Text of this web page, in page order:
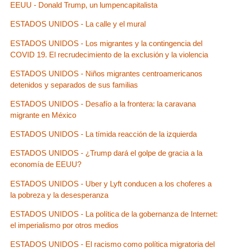
EEUU - Donald Trump, un lumpencapitalista
ESTADOS UNIDOS - La calle y el mural
ESTADOS UNIDOS - Los migrantes y la contingencia del
COVID 19. El recrudecimiento de la exclusión y la violencia
ESTADOS UNIDOS - Niños migrantes centroamericanos
detenidos y separados de sus familias
ESTADOS UNIDOS - Desafío a la frontera: la caravana
migrante en México
ESTADOS UNIDOS - La tímida reacción de la izquierda
ESTADOS UNIDOS - ¿Trump dará el golpe de gracia a la
economía de EEUU?
ESTADOS UNIDOS - Uber y Lyft conducen a los choferes a
la pobreza y la desesperanza
ESTADOS UNIDOS - La política de la gobernanza de Internet:
el imperialismo por otros medios
ESTADOS UNIDOS - El racismo como política migratoria del